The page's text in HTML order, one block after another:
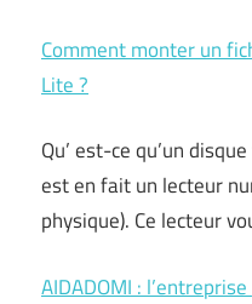
Comment monter un
Lite ?
Qu’ est-ce qu’un
est en fait un lecteur
physique). Ce lecteur
AIDADOMI :